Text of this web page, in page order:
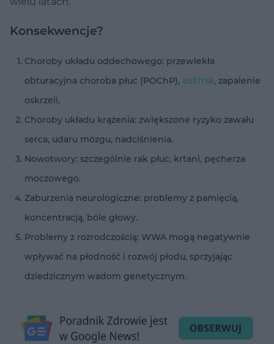
Konsekwencje?
Choroby układu oddechowego: przewlekła
obturacyjna choroba płuc (POChP), astma, zapalenie
oskrzeli.
Choroby układu krążenia: zwiększone ryzyko zawału
serca, udaru mózgu, nadciśnienia.
Nowotwory: szczególnie rak płuc, krtani, pęcherza
moczowego.
Zaburzenia neurologiczne: problemy z pamięcią,
koncentracją, bóle głowy.
Problemy z rozrodczością: WWA mogą negatywnie
wpływać na płodność i rozwój płodu, sprzyjając
dziedzicznym wadom genetycznym.